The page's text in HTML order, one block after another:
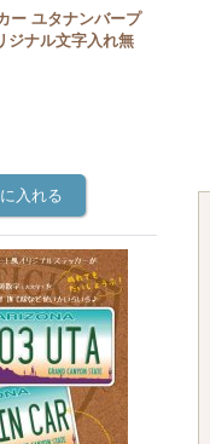
ー ユタナンバープ
ジナル文字入れ無